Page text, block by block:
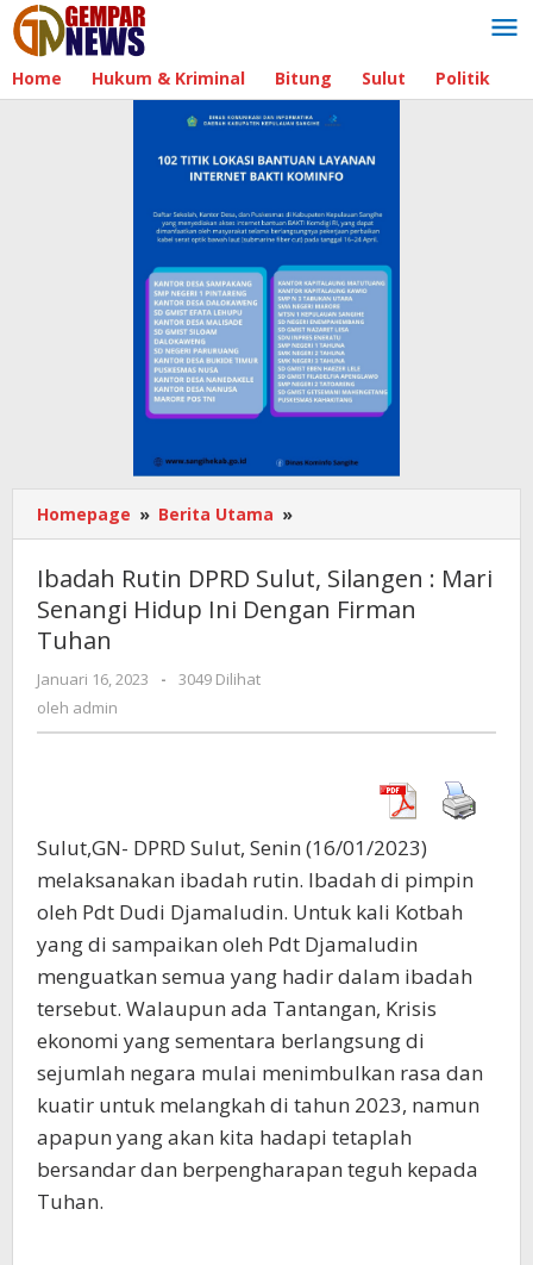
Lewati
ke
konten
Home Hukum & Kriminal Bitung Sulut Politik
Homepage » Berita Utama »
Rutin
Sulut,
Silangen
Ini
Ibadah Rutin DPRD Sulut, Silangen : Mari
Senangi Hidup Ini Dengan Firman
Tuhan
Januari 16, 2023
oleh
-
3049 Dilihat
oleh admin
Sulut,GN- DPRD Sulut, Senin (16/01/2023)
melaksanakan ibadah rutin. Ibadah di pimpin
oleh Pdt Dudi Djamaludin. Untuk kali Kotbah
yang di sampaikan oleh Pdt Djamaludin
menguatkan semua yang hadir dalam ibadah
tersebut. Walaupun ada Tantangan, Krisis
ekonomi yang sementara berlangsung di
sejumlah negara mulai menimbulkan rasa dan
kuatir untuk melangkah di tahun 2023, namun
apapun yang akan kita hadapi tetaplah
bersandar dan berpengharapan teguh kepada
Tuhan.